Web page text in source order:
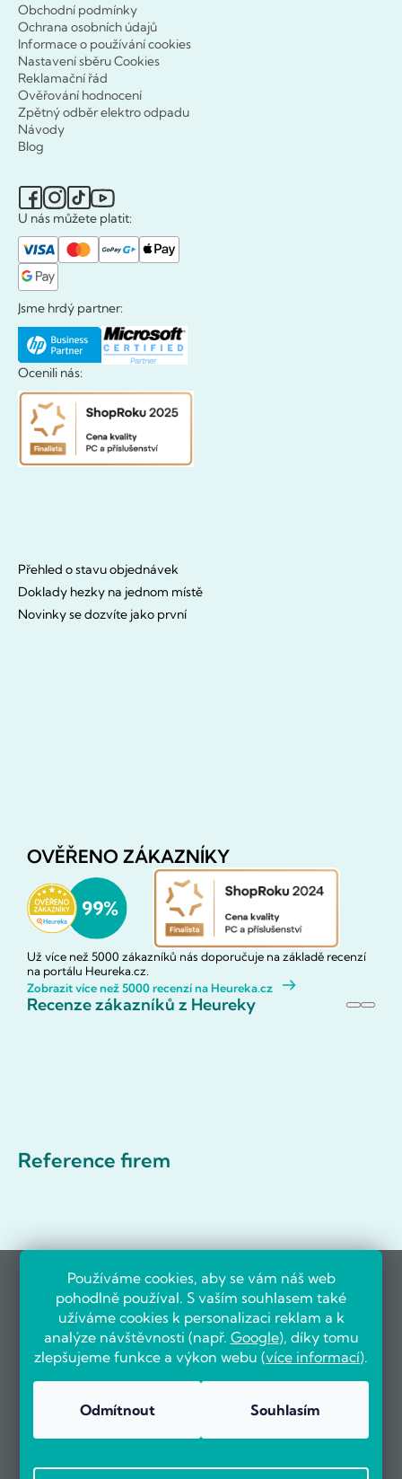
Používáme cookies, aby se vám náš web
pohodlně používal. S vaším souhlasem také
užíváme cookies k personalizaci reklam a k
analýze návštěvnosti (např. Google), díky tomu
zlepšujeme funkce a výkon webu (více informací).
Odmítnout Souhlasím
Obchodní podmínky
Ochrana osobních údajů
Informace o používání cookies
Nastavení sběru Cookies
Reklamační řád
Ověřování hodnocení
Zpětný odběr elektro odpadu
Návody
Blog
U nás můžete platit:
Jsme hrdý partner:
Ocenili nás:
Přehled o stavu objednávek
Doklady hezky na jednom místě
Novinky se dozvíte jako první
OVĚŘENO ZÁKAZNÍKY
Už více než 5000 zákazníků nás doporučuje na základě recenzí
na portálu Heureka.cz.
Zobrazit více než 5000 recenzí na Heureka.cz
Recenze zákazníků z Heureky
Reference firem